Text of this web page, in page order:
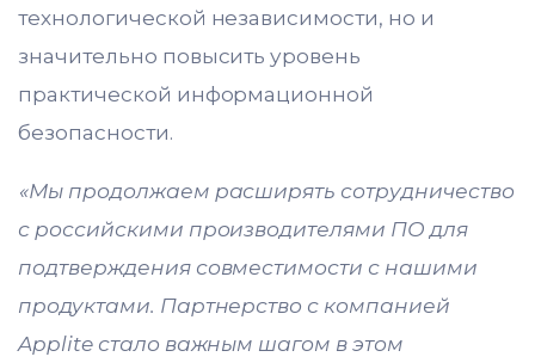
технологической независимости, но и
значительно повысить уровень
практической информационной
безопасности.
«Мы продолжаем расширять сотрудничество
с российскими производителями ПО для
подтверждения совместимости с нашими
продуктами. Партнерство с компанией
Applite стало важным шагом в этом